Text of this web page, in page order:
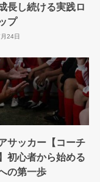
長し続ける実践ロ
プ
24日
サッカー【コーチ
初心者から始める
の第一歩